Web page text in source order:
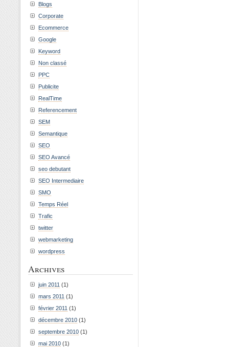
Blogs
Corporate
Ecommerce
Google
Keyword
Non classé
PPC
Publicite
RealTime
Referencement
SEM
Semantique
SEO
SEO Avancé
seo debutant
SEO Intermediaire
SMO
Temps Réel
Trafic
twitter
webmarketing
wordpress
Archives
juin 2011 (1)
mars 2011 (1)
février 2011 (1)
décembre 2010 (1)
septembre 2010 (1)
mai 2010 (1)